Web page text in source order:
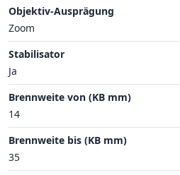
Objektiv-Ausprägung
Zoom
Stabilisator
Ja
Brennweite von (KB mm)
14
Brennweite bis (KB mm)
35